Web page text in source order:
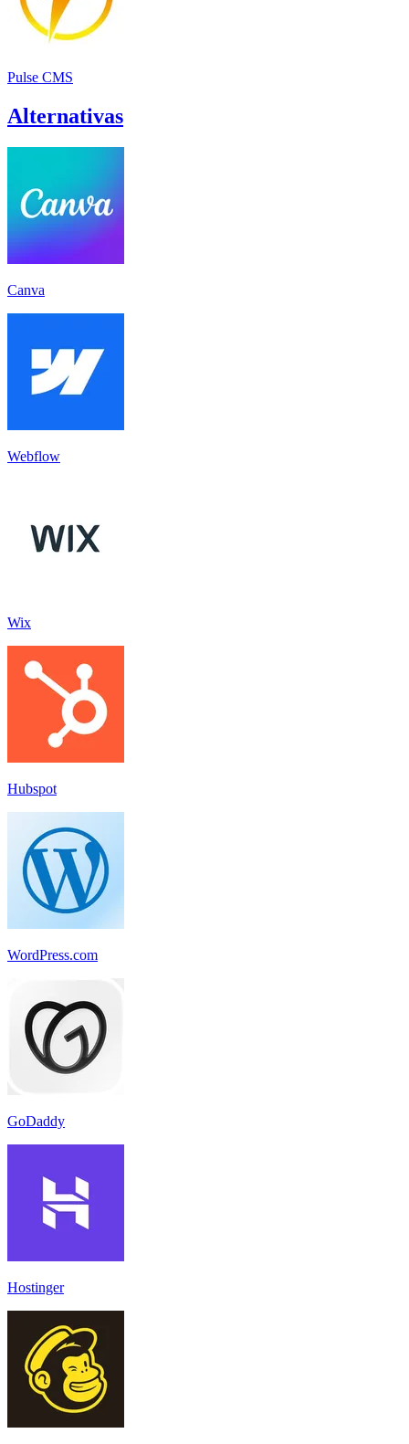
Pulse CMS
Alternativas
Canva
Webflow
Wix
Hubspot
WordPress.com
GoDaddy
Hostinger